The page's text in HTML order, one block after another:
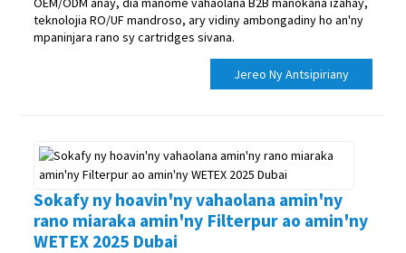
teknolojia RO/UF mandroso, ary vidiny ambongadiny ho an'ny
mpaninjara rano sy cartridges sivana.
Jereo Ny Antsipiriany
Sokafy ny hoavin'ny vahaolana amin'ny
rano miaraka amin'ny Filterpur ao amin'ny
WETEX 2025 Dubai